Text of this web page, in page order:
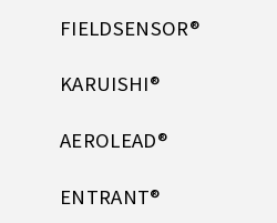
FIELDSENSOR®
KARUISHI®
AEROLEAD®
ENTRANT®